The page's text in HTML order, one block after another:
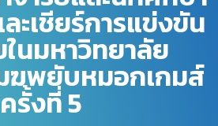
ะเชียร์การแข่งขัน
นมหาวิทยาลัย
ฆพยับหมอกเกมส์
ครั้งที่ 5